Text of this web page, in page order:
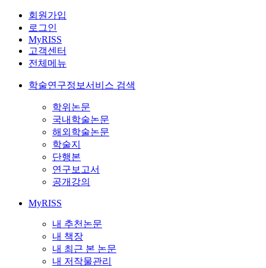
회원가입
로그인
MyRISS
고객센터
전체메뉴
학술연구정보서비스 검색
학위논문
국내학술논문
해외학술논문
학술지
단행본
연구보고서
공개강의
MyRISS
내 추천논문
내 책장
내 최근 본 논문
내 저작물관리